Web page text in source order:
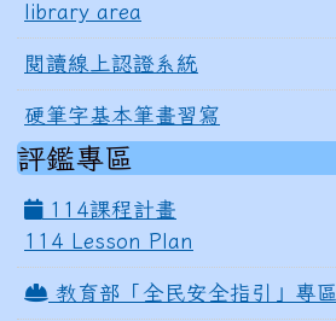
library area
閱讀線上認證系統
硬筆字基本筆畫習寫
評鑑專區
114課程計畫
114 Lesson Plan
教育部「全民安全指引」專區